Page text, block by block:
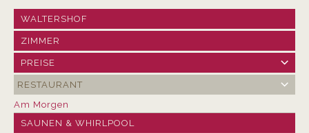
WALTERSHOF
ZIMMER
PREISE
RESTAURANT
Am Morgen
SAUNEN & WHIRLPOOL